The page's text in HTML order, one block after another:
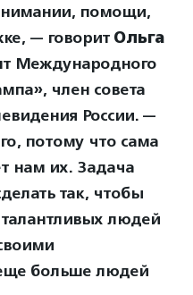
помощи,
— говорит Ольга
Международного
член совета
России. —
потому что сама
нам их. Задача
так, чтобы
людей
больше людей